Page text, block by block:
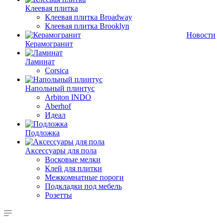
Клеевая плитка
Клеевая плитка Broadway
Клеевая плитка Brooklyn
Керамогранит
Ламинат
Corsica
Напольный плинтус
Arbiton INDO
Aberhof
Идеал
Подложка
Аксессуары для пола
Восковые мелки
Клей для плитки
Межкомнатные пороги
Подкладки под мебель
Розетты
Новости